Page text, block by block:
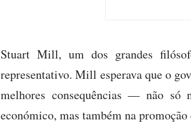
Stuart Mill, um dos grandes
representativo. Mill esperava que o
melhores consequências — não só
económico, mas também na